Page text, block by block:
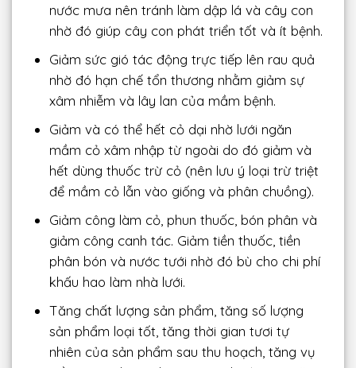
nước mưa nên tránh làm dập lá và cây con
nhờ đó giúp cây con phát triển tốt và ít bệnh.
Giảm sức gió tác động trực tiếp lên rau quả
nhờ đó hạn chế tổn thương nhằm giảm sự
xâm nhiễm và lây lan của mầm bệnh.
Giảm và có thể hết cỏ dại nhờ lưới ngăn
mầm cỏ xâm nhập từ ngoài do đó giảm và
hết dùng thuốc trừ cỏ (nên lưu ý loại trừ triệt
để mầm cỏ lẫn vào giống và phân chuồng).
Giảm công làm cỏ, phun thuốc, bón phân và
giảm công canh tác. Giảm tiền thuốc, tiền
phân bón và nước tưới nhờ đó bù cho chi phí
khấu hao làm nhà lưới.
Tăng chất lượng sản phẩm, tăng số lượng
sản phẩm loại tốt, tăng thời gian tươi tự
nhiên của sản phẩm sau thu hoạch, tăng vụ